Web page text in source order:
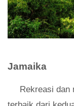
Jamaika
Rekreasi